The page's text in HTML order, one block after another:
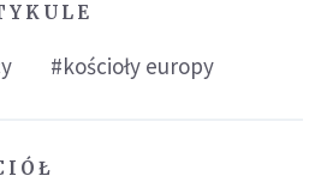
#kościoły europy